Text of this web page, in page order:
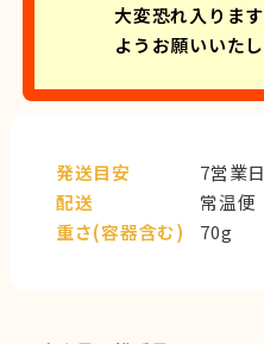
大変恐れ入りま
ようお願いいたし
発送目安
7営業
配送
常温便
重さ(容器含む)
70g